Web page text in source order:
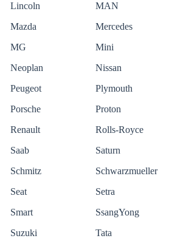
Lincoln
MAN
Mazda
Mercedes
MG
Mini
Neoplan
Nissan
Peugeot
Plymouth
Porsche
Proton
Renault
Rolls-Royce
Saab
Saturn
Schmitz
Schwarzmueller
Seat
Setra
Smart
SsangYong
Suzuki
Tata